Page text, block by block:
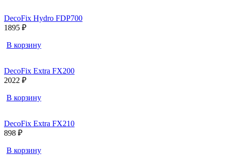
DecoFix Hydro FDP700
1895 ₽
В корзину
DecoFix Extra FX200
2022 ₽
В корзину
DecoFix Extra FX210
898 ₽
В корзину